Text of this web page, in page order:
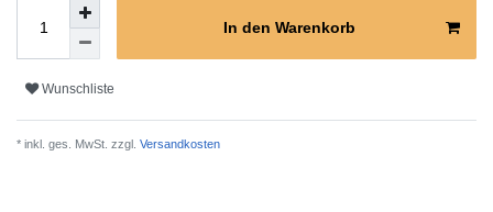
In den Warenkorb
Wunschliste
* inkl. ges. MwSt. zzgl. Versandkosten